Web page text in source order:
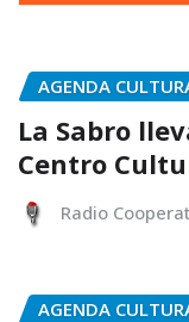
AGENDA
La Sabro
Centro
Radio
AGENDA